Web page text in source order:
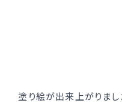
塗り絵が出来上がりま